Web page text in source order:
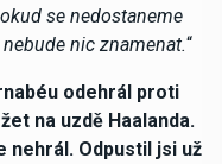
se nedostaneme
nic znamenat.“
odehrál proti
na uzdě Haalanda.
nehrál. Odpustil jsi už